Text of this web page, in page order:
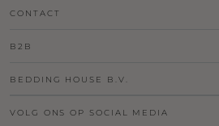
CONTACT
B2B
BEDDING HOUSE B.V.
VOLG ONS OP SOCIAL MEDIA